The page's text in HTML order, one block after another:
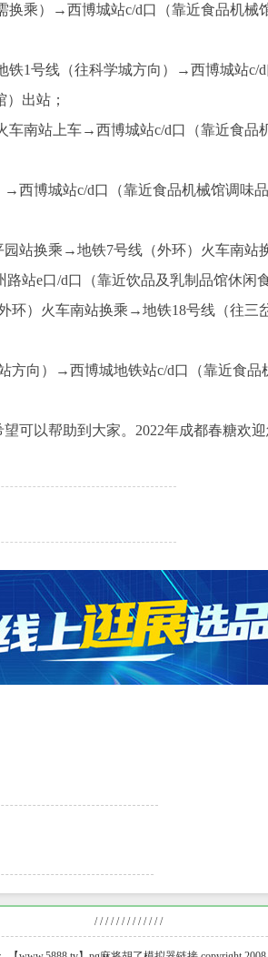
乘）→西博城站c/d口（靠近食品机械
1号线（往科学城方向）→西博城站c/
出站；
南站上车→西博城站c/d口（靠近食品
博城站c/d口（靠近食品机械馆调味品
站换乘→地铁7号线（外环）火车南站
站e口/d口（靠近饮品及乳制品馆休闲
环）火车南站换乘→地铁18号线（往
向）→西博城地铁站c/d口（靠近食品
可以帮助到大家。2022年成都春糖欢迎
/ / / / / / / / / / / / /